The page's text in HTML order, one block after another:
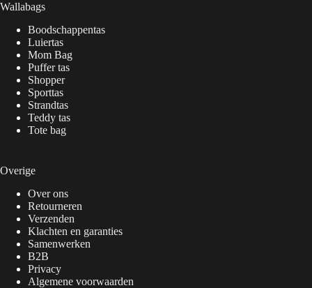
Wallabags
Boodschappentas
Luiertas
Mom Bag
Puffer tas
Shopper
Sporttas
Strandtas
Teddy tas
Tote bag
Overige
Over ons
Retourneren
Verzenden
Klachten en garanties
Samenwerken
B2B
Privacy
Algemene voorwaarden